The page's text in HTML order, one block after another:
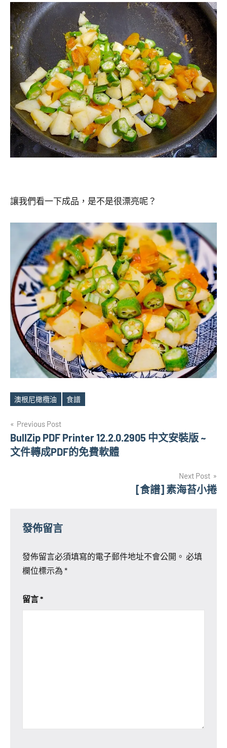
讓我們看一下成品，是不是很漂亮呢？
Tags
澳根尼橄欖油 食譜
文
章
Previous Post
BullZip PDF Printer 12.2.0.2905 中文安裝版 ~
文件轉成PDF的免費軟體
Next Post
[食譜] 素海苔小捲
發佈留言
發佈留言必須填寫的電子郵件地址不會公開。 必填
欄位標示為 *
留言*